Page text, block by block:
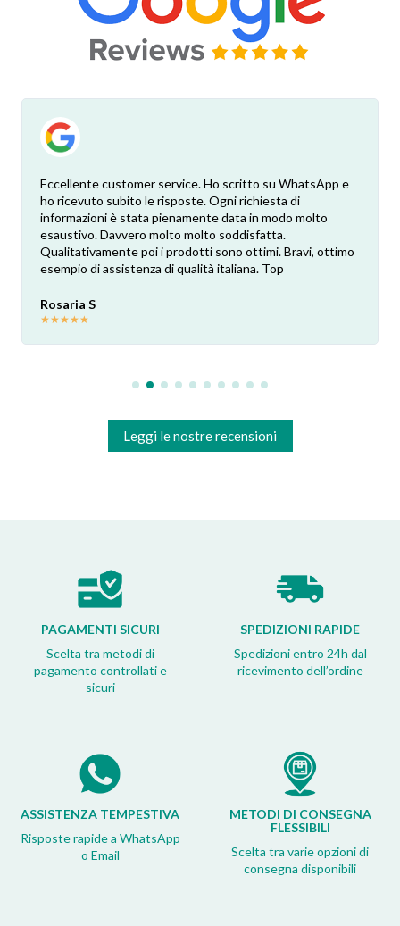
Eccellente customer service. Ho scritto su WhatsApp e
ho ricevuto subito le risposte. Ogni richiesta di
informazioni è stata pienamente data in modo molto
esaustivo. Davvero molto molto soddisfatta.
Qualitativamente poi i prodotti sono ottimi. Bravi, ottimo
esempio di assistenza di qualità italiana. Top
Rosaria S
★★★★★
Leggi le nostre recensioni
PAGAMENTI SICURI
Scelta tra metodi di
pagamento controllati e
sicuri
SPEDIZIONI RAPIDE
Spedizioni entro 24h dal
ricevimento dell’ordine
ASSISTENZA TEMPESTIVA
Risposte rapide a WhatsApp
o Email
METODI DI CONSEGNA
FLESSIBILI
Scelta tra varie opzioni di
consegna disponibili